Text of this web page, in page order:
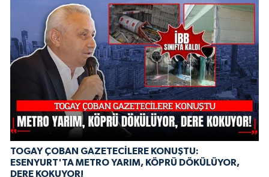
TOGAY ÇOBAN GAZETECİLERE KONUŞTU:
ESENYURT'TA METRO YARIM, KÖPRÜ DÖKÜLÜYOR,
DERE KOKUYOR!